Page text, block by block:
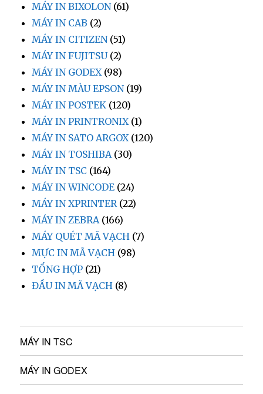
MÁY IN BIXOLON(61)
MÁY IN CAB (2)
MÁY IN CITIZEN(51)
MÁY IN FUJITSU(2)
MÁY IN GODEX(98)
MÁY IN MÀU EPSON(19)
MÁY IN POSTEK (120)
MÁY IN PRINTRONIX(1)
MÁY IN SATO ARGOX(120)
MÁY IN TOSHIBA(30)
MÁY IN TSC (164)
MÁY IN WINCODE (24)
MÁY IN XPRINTER(22)
MÁY IN ZEBRA(166)
MÁY QUÉT MÃ VẠCH (7)
MỰC IN MÃ VẠCH (98)
TỔNG HỢP (21)
ĐẦU IN MÃ VẠCH (8)
MÁY IN TSC
MÁY IN GODEX